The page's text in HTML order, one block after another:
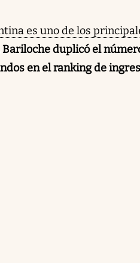
es uno de los
Bariloche duplicó el
en el ranking de